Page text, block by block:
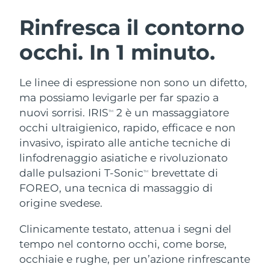
Rinfresca il contorno
occhi. In 1 minuto.
Le linee di espressione non sono un difetto,
ma possiamo levigarle per far spazio a
nuovi sorrisi. IRISTM
2 è un massaggiatore
occhi ultraigienico, rapido, efficace e non
invasivo, ispirato alle antiche tecniche di
linfodrenaggio asiatiche e rivoluzionato
dalle pulsazioni T-SonicTM
brevettate di
FOREO, una tecnica di massaggio di
origine svedese.
Clinicamente testato, attenua i segni del
tempo nel contorno occhi, come borse,
occhiaie e rughe, per un’azione rinfrescante
LUNA™ 4 pacchetto
Anti-aging massage
LUNA™ 4 Plus
Massage, LED heating
For men, anti-aging massage
BEAR™ 2 pacchetto
Microcurrent toning
BEAR™ 2 go
Microcurrent toning on-the-go
Microcurrent line smoothing device
Idratazione
UFO™ 3 pacchetto
Deep facial hydration
Near-infrared and red light therapy
device
Igiene orale
issa™ 4
Hybrid silicone sonic toothbrush
issa™ 4 plus
Smart hybrid silicone sonic toothbrush
TRATTAMENTI ANTI-AGE FAQ™
Anti-age Trattamenti LED
Austria Consegna stimata
Bahrein Consegna stimata
Belgio
Bermuda Consegna stimata
Bosnia ed
Erzegovina
Consegna stimata 8/12/26
Brunei Consegna stimata
Bulgaria
Canada Consegna stimata8/13/26
Cile Consegna stimata8/13/26